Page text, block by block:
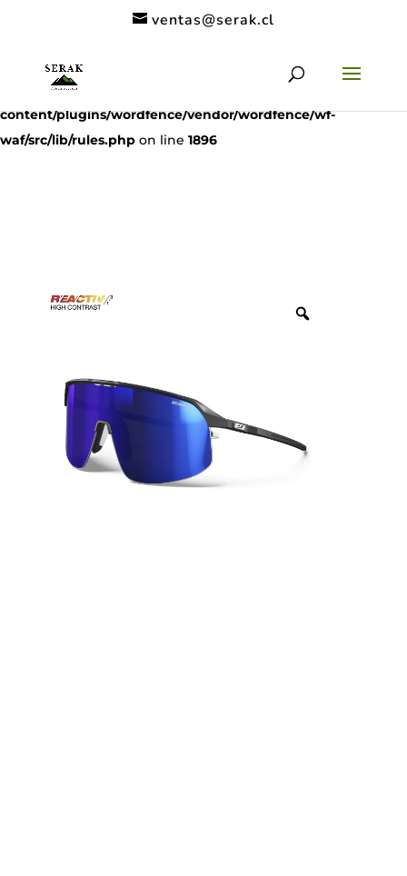
($subject) of type array|string is deprecated in
/home/clients/11c6de9a53a49962a9f838dac1be5068/serak.cl/
content/plugins/wordfence/vendor/wordfence/wf-
waf/src/lib/rules.php on line 1896
ventas@serak.cl